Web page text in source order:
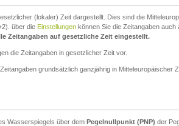
(lokaler) Zeit dargestellt. Dies sind die
über die Einstellungen können Sie die Zeitangaben auch
Zeitangaben auf gesetzliche Zeit eingestellt.
die Zeitangaben in gesetzlicher Zeit vor.
grundsätzlich ganzjährig in Mitteleuropäischer
Wasserspiegels über dem Pegelnullpunkt (PNP) der